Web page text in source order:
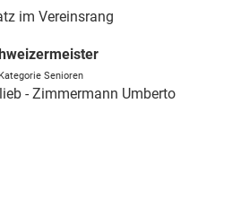
im Vereinsrang
Kategorie Senioren
- Zimmermann Umberto